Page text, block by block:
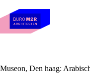
content
Museon, Den haag: